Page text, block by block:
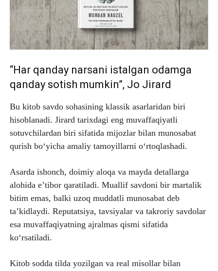
“Har qanday narsani istalgan odamga
qanday sotish mumkin”, Jo Jirard
Bu kitob savdo sohasining klassik asarlaridan biri
hisoblanadi. Jirard tarixdagi eng muvaffaqiyatli
sotuvchilardan biri sifatida mijozlar bilan munosabat
qurish bo‘yicha amaliy tamoyillarni o‘rtoqlashadi.
Asarda ishonch, doimiy aloqa va mayda detallarga
alohida e’tibor qaratiladi. Muallif savdoni bir martalik
bitim emas, balki uzoq muddatli munosabat deb
ta’kidlaydi. Reputatsiya, tavsiyalar va takroriy savdolar
esa muvaffaqiyatning ajralmas qismi sifatida
ko‘rsatiladi.
Kitob sodda tilda yozilgan va real misollar bilan